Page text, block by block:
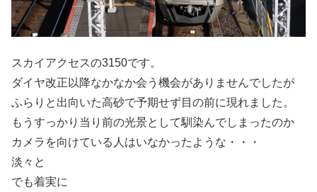
スカイアクセスの3150です。
ダイヤ改正以降なかなか会う機会がありませんでしたが
ふらりと出向いた高砂で予期せず目の前に現れました。
もうすっかり当り前の光景として馴染んでしまったのか
カメラを向けている人はいなかったような・・・
淡々と
でも着実に